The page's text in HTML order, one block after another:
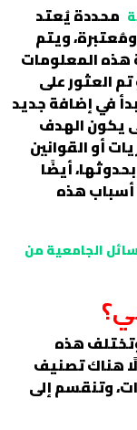
محددة يُعتد
ويتم
هذه المعلومات
العثور على
في إضافة جديد
يكون الهدف
أو القوانين
أيضًا
أسباب هذه
الجامعية من
هذه
هناك تصنيف
وتنقسم إلى